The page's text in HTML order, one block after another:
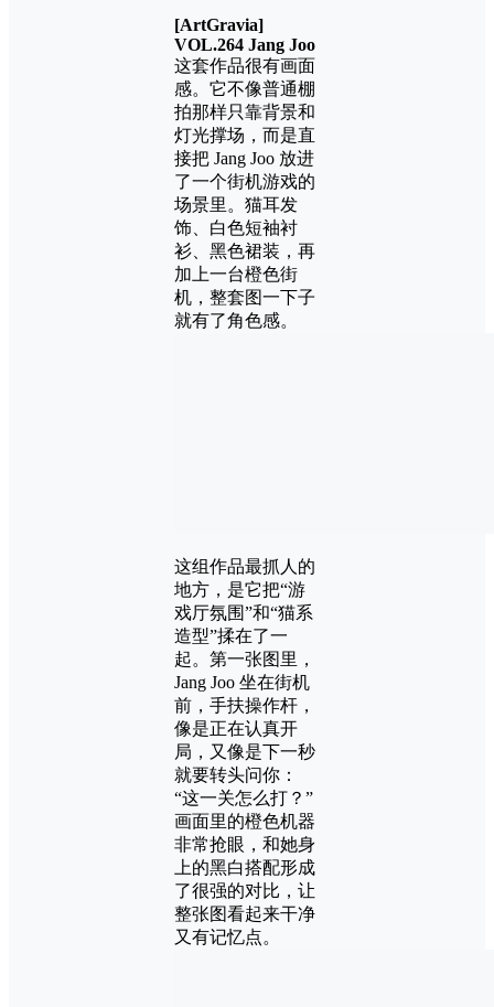
[ArtGravia]
VOL.264 Jang Joo
这套作品很有画面
感。它不像普通棚
拍那样只靠背景和
灯光撑场，而是直
接把 Jang Joo 放进
了一个街机游戏的
场景里。猫耳发
饰、白色短袖衬
衫、黑色裙装，再
加上一台橙色街
机，整套图一下子
就有了角色感。
这组作品最抓人的
地方，是它把“游
戏厅氛围”和“猫系
造型”揉在了一
起。第一张图里，
Jang Joo 坐在街机
前，手扶操作杆，
像是正在认真开
局，又像是下一秒
就要转头问你：
“这一关怎么打？”
画面里的橙色机器
非常抢眼，和她身
上的黑白搭配形成
了很强的对比，让
整张图看起来干净
又有记忆点。